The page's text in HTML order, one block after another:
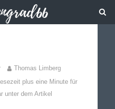
Thomas Limberg
plus eine Minute für
unter dem Artikel